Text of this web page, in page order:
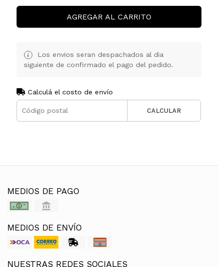
AGREGAR AL CARRITO
Los envios seran despachados al dia
siguiente de confirmado el pago del pedido.
Calculá el costo de envío
CALCULAR
MEDIOS DE PAGO
MEDIOS DE ENVÍO
NUESTRAS REDES SOCIALES